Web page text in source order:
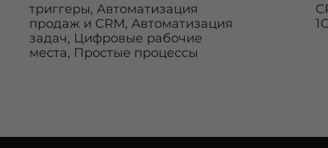
триггеры, Автоматизация
продаж и CRM, Автоматизация
задач, Цифровые рабочие
места, Простые процессы